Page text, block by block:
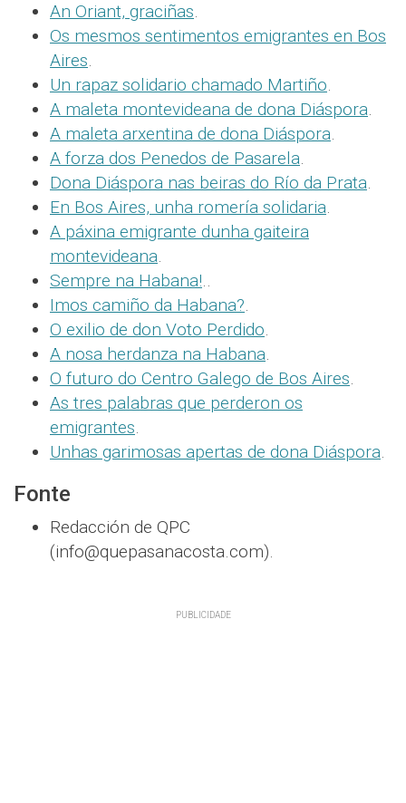
An Oriant, graciñas.
Os mesmos sentimentos emigrantes en Bos
Aires.
Un rapaz solidario chamado Martiño.
A maleta montevideana de dona Diáspora.
A maleta arxentina de dona Diáspora.
A forza dos Penedos de Pasarela.
Dona Diáspora nas beiras do Río da Prata.
En Bos Aires, unha romería solidaria.
A páxina emigrante dunha gaiteira
montevideana.
Sempre na Habana!..
Imos camiño da Habana?.
O exilio de don Voto Perdido.
A nosa herdanza na Habana.
O futuro do Centro Galego de Bos Aires.
As tres palabras que perderon os
emigrantes.
Unhas garimosas apertas de dona Diáspora.
Fonte
Redacción de QPC
(info@quepasanacosta.com).